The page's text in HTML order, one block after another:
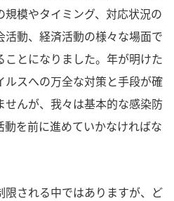
模やタイミング、対応状況の
動、経済活動の様々な場面で
とになりました。年が明けた
スへの万全な対策と手段が確
んが、我々は基本的な感染防
を前に進めていかなければな
限される中ではありますが、ど